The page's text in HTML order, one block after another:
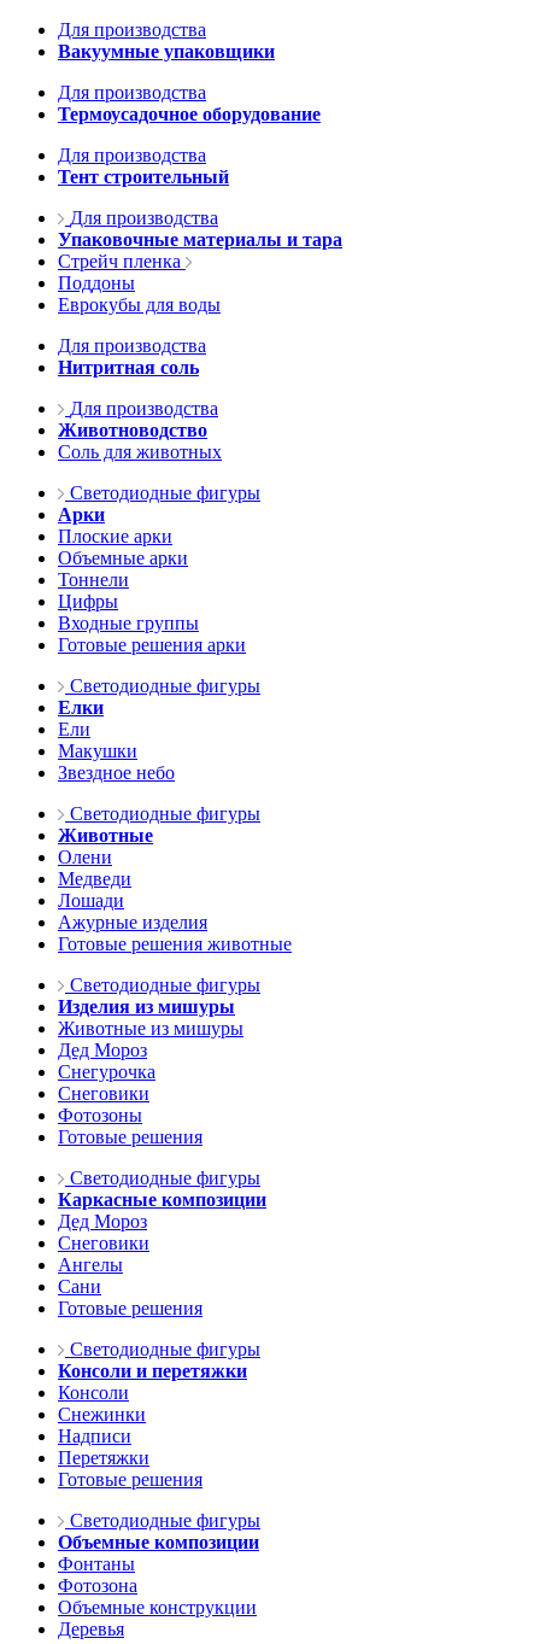
Для производства
Вакуумные упаковщики
Для производства
Термоусадочное оборудование
Для производства
Тент строительный
Для производства
Упаковочные материалы и тара
Стрейч пленка
Поддоны
Еврокубы для воды
Для производства
Нитритная соль
Для производства
Животноводство
Соль для животных
Светодиодные фигуры
Арки
Плоские арки
Объемные арки
Тоннели
Цифры
Входные группы
Готовые решения арки
Светодиодные фигуры
Елки
Ели
Макушки
Звездное небо
Светодиодные фигуры
Животные
Олени
Медведи
Лошади
Ажурные изделия
Готовые решения животные
Светодиодные фигуры
Изделия из мишуры
Животные из мишуры
Дед Мороз
Снегурочка
Снеговики
Фотозоны
Готовые решения
Светодиодные фигуры
Каркасные композиции
Дед Мороз
Снеговики
Ангелы
Сани
Готовые решения
Светодиодные фигуры
Консоли и перетяжки
Консоли
Снежинки
Надписи
Перетяжки
Готовые решения
Светодиодные фигуры
Объемные композиции
Фонтаны
Фотозона
Объемные конструкции
Деревья